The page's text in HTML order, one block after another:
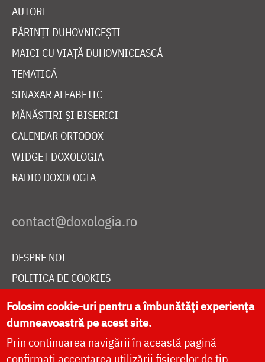
AUTORI
PĂRINȚI DUHOVNICEȘTI
MAICI CU VIAȚĂ DUHOVNICEASCĂ
TEMATICĂ
SINAXAR ALFABETIC
MĂNĂSTIRI ȘI BISERICI
CALENDAR ORTODOX
WIDGET DOXOLOGIA
RADIO DOXOLOGIA
DESPRE NOI
POLITICA DE COOKIES
DONEAZĂ ONLINE PENTRU CATEDRALA NAȚIONALĂ
LIVE
Folosim cookie-uri pentru a îmbunătăți experiența
dumneavoastră pe acest site.
Prin continuarea navigării în această pagină
confirmați acceptarea utilizării fișierelor de tip